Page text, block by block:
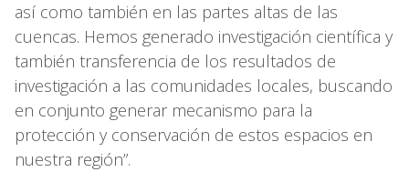
así como también en las partes altas de las
cuencas. Hemos generado investigación científica y
también transferencia de los resultados de
investigación a las comunidades locales, buscando
en conjunto generar mecanismo para la
protección y conservación de estos espacios en
nuestra región”.